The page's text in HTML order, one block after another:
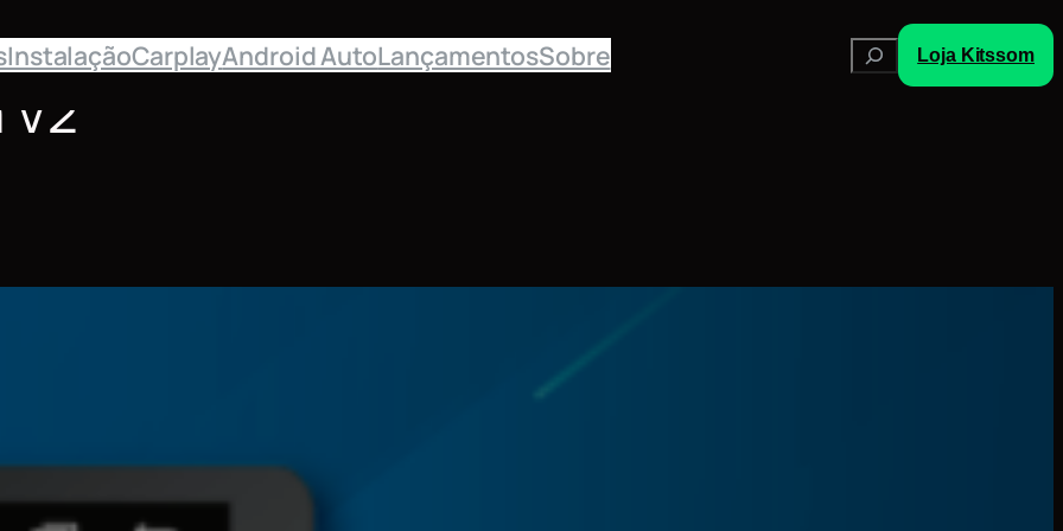
InstalaçãoCarplayAndroid AutoLançamentosSobre PesquisarLoja Kitssom